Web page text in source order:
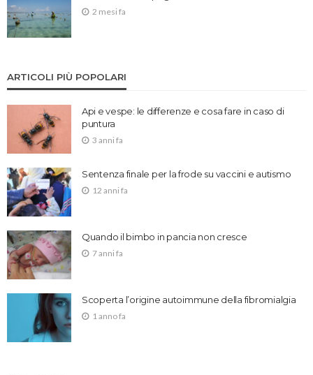
2 mesi fa
ARTICOLI PIÙ POPOLARI
Api e vespe: le differenze e cosa fare in caso di
puntura
3 anni fa
Sentenza finale per la frode su vaccini e autismo
12 anni fa
Quando il bimbo in pancia non cresce
7 anni fa
Scoperta l’origine autoimmune della fibromialgia
1 anno fa